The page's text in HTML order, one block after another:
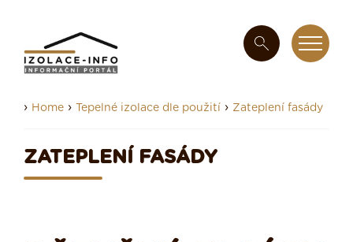
› Home › Tepelné izolace dle použití › Zateplení fasády
ZATEPLENÍ FASÁDY